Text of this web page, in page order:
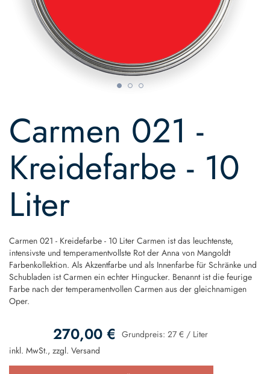
Carmen 021 -
Kreidefarbe - 10
Liter
Carmen 021 - Kreidefarbe - 10 Liter Carmen ist das leuchtenste,
intensivste und temperamentvollste Rot der Anna von Mangoldt
Farbenkollektion. Als Akzentfarbe und als Innenfarbe für Schränke und
Schubladen ist Carmen ein echter Hingucker. Benannt ist die feurige
Farbe nach der temperamentvollen Carmen aus der gleichnamigen
Oper.
270,00 € Grundpreis: 27 € / Liter
inkl. MwSt., zzgl. Versand
the
beginning
the
images